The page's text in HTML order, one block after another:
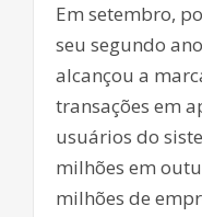
Em setembro,
seu segundo
alcançou a
transações em
usuários do
milhões em
milhões de